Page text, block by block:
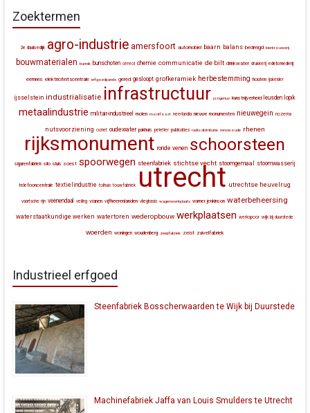
Zoektermen
2e daalsedijk agro-industrie amersfoort automobiel baarn balans bedreigd bierbrouwerij
bouwmaterialen bunnik bunschoten cereol chemie communicatie de bilt drinkwater drukkerij edelsmederij
eemnes elektriciteitscentrale erfgoedparels gered gesloopt grofkeramiek herbestemming houten ijskelder
ijsselstein industrialisatie infrastructuur jongerius kunstnijverheid leusden lopik
metaalindustrie militair-industrieel molen montfoort neerlandia nieuwe monumenten nieuwegein nozema
nutsvoorziening ocriet oudewater pakhuis peletier publicaties radiodistributie renswoude rhenen
rijksmonument ronde venen schoorsteen
sigarenfabriek silo sluis soest spoorwegen steenfabriek stichtse vecht stoomgemaal stoomwasserij
telefooncentrale textielindustrie tolhuis touwfabriek utrecht utrechtse heuvelrug
vaartsche rijn veenendaal veiling vianen vijfheerenlanden vliegbasis wagenwerkplaats warner jenkinson waterbeheersing
waterstaatkundige werken watertoren wederopbouw werkplaatsen werkspoor wijk bij duurstede
woerden woningen woudenberg zeepfabriek zeist zuivelfabriek
Industrieel erfgoed
Steenfabriek Bosscherwaarden te Wijk bij Duurstede
Machinefabriek Jaffa van Louis Smulders te Utrecht